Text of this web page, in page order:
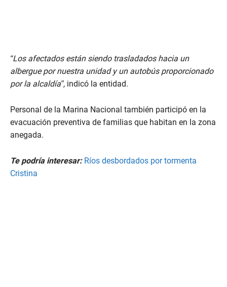
“Los afectados están siendo trasladados hacia un
albergue por nuestra unidad y un autobús proporcionado
por la alcaldía”, indicó la entidad.
Personal de la Marina Nacional también participó en la
evacuación preventiva de familias que habitan en la zona
anegada.
Te podría interesar: Ríos desbordados por tormenta
Cristina